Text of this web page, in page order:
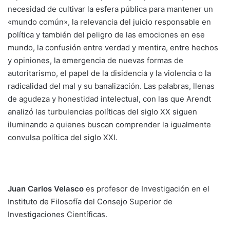
necesidad de cultivar la esfera pública para mantener un
«mundo común», la relevancia del juicio responsable en
política y también del peligro de las emociones en ese
mundo, la confusión entre verdad y mentira, entre hechos
y opiniones, la emergencia de nuevas formas de
autoritarismo, el papel de la disidencia y la violencia o la
radicalidad del mal y su banalización. Las palabras, llenas
de agudeza y honestidad intelectual, con las que Arendt
analizó las turbulencias políticas del siglo XX siguen
iluminando a quienes buscan comprender la igualmente
convulsa política del siglo XXI.
Juan Carlos Velasco es profesor de Investigación en el
Instituto de Filosofía del Consejo Superior de
Investigaciones Científicas.